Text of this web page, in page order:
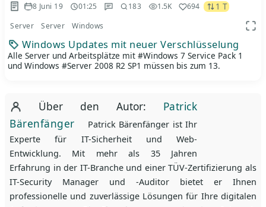
8 Juni 19 01:25 183 1.5K 694 1 T
Server Server Windows
Windows Updates mit neuer Verschlüsselung
Alle Server und Arbeitsplätze mit #Windows 7 Service Pack 1
und Windows #Server 2008 R2 SP1 müssen bis zum 13.
Über den Autor: Patrick
Bärenfänger
Patrick Bärenfänger ist Ihr
Experte für IT-Sicherheit und Web-
Entwicklung. Mit mehr als 35 Jahren
Erfahrung in der IT-Branche und einer TÜV-Zertifizierung als
IT-Security Manager und -Auditor bietet er Ihnen
professionelle und zuverlässige Lösungen für Ihre digitalen